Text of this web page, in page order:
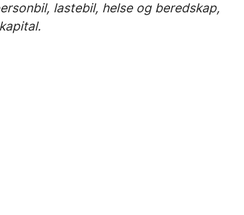
lastebil, helse og beredskap,
kapital.